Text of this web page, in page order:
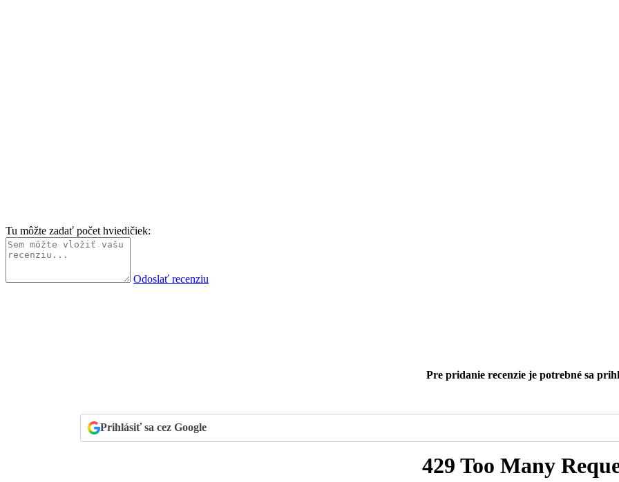
Tu môžte zadať počet hviedičiek:
Odoslať recenziu
Pre pridanie recenzie je potrebné sa
Prihlásiť sa cez Google